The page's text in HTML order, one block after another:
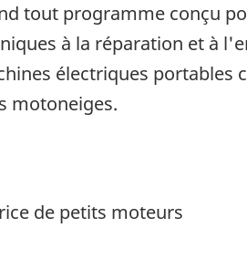
tout programme conçu
à la réparation et à
électriques portables
motoneiges.
de petits moteurs